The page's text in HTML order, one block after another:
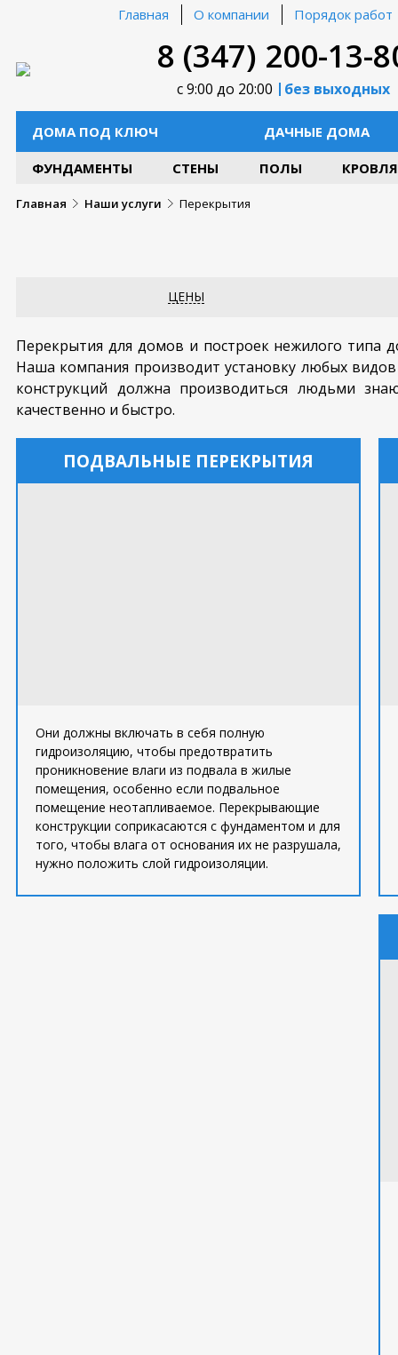
Главная О компании Порядок работ
8 (347) 200-13-
с 9:00 до 20:00 без выходных
ДОМА ПОД КЛЮЧ ДАЧНЫЕ ДОМА
ФУНДАМЕНТЫ СТЕНЫ ПОЛЫ КРОВЛЯ
Главная Наши услуги Перекрытия
ЦЕНЫ
Перекрытия для домов и построек нежилого типа
Наша компания производит установку любых
конструкций должна производиться людьми
качественно и быстро.
ПОДВАЛЬНЫЕ ПЕРЕКРЫТИЯ
Они должны включать в себя полную
гидроизоляцию, чтобы предотвратить
проникновение влаги из подвала в жилые
помещения, особенно если подвальное
помещение неотапливаемое. Перекрывающие
конструкции соприкасаются с фундаментом и для
того, чтобы влага от основания их не разрушала,
нужно положить слой гидроизоляции.